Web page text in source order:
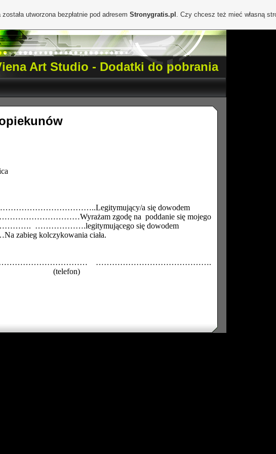
Art Studio - Dodatki do pobrania
a się dowodem
zgodę na poddanie się mojego
……………….legitymującego się dowodem
kolczykowania ciała.
…………………………………….
(telefon)
utworzona bezpłatnie pod adresem Stronygratis.pl . Czy chcesz też mieć własną